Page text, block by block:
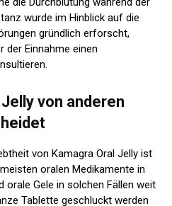
wurde im Hinblick auf die
gründlich erforscht,
der Einnahme einen
von anderen
von Kamagra Oral Jelly ist
oralen Medikamente in
orale Gele in solchen Fällen weit
Tablette geschluckt werden